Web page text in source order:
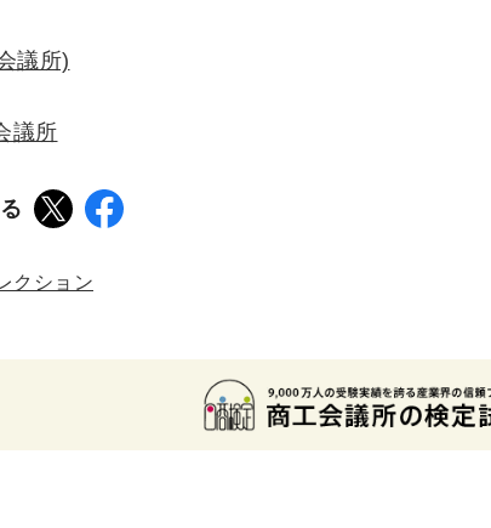
議所)
議所
クション